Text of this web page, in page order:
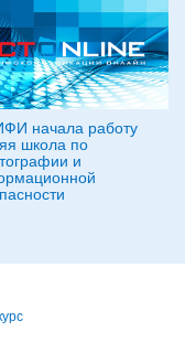
начала работу
школа по
и